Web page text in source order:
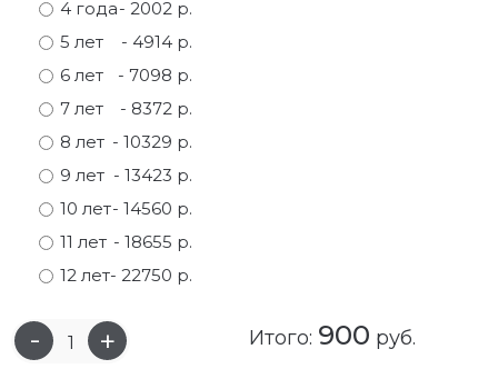
Самшит
Сирень
Спирея
Форзиция
Шиповник декоративный красный
Шиповник декоративный, белый
Юкка
Малиновое дерево
Миндаль
Облепиха высокорослая
Облепиха высокорослая, раскидистая
Орех (Фундук)
Персики
Сливы
Кизил
Крыжовник
Малина
На штамбе
Облепиха
Оптом
От производителя
Мускусные
Оранжевые розы
Парковые
Пионовидные
Плетистые
Почвопокровные
разноцветные
4 года- 2002 р.
5 лет
- 4914 р.
6 лет
- 7098 р.
7 лет
- 8372 р.
8 лет - 10329 р.
9 лет - 13423 р.
10 лет- 14560 р.
11 лет - 18655 р.
12 лет- 22750 р.
Итого: 900 руб.